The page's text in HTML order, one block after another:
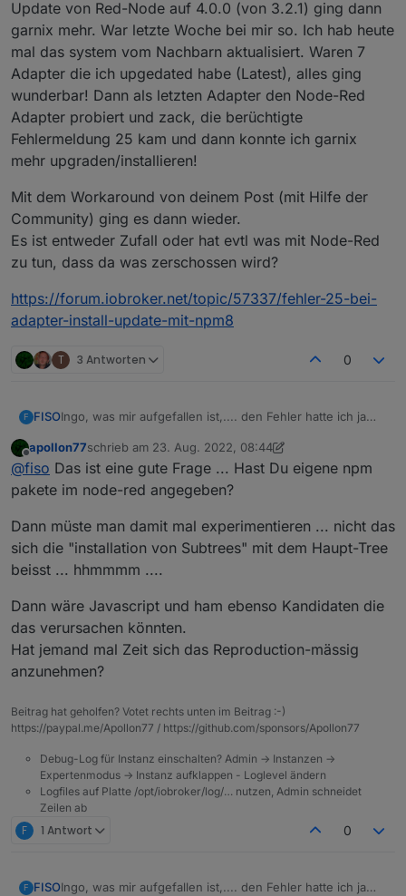
Update von Red-Node auf 4.0.0 (von 3.2.1) ging dann
garnix mehr. War letzte Woche bei mir so. Ich hab heute
mal das system vom Nachbarn aktualisiert. Waren 7
Adapter die ich upgedated habe (Latest), alles ging
wunderbar! Dann als letzten Adapter den Node-Red
Adapter probiert und zack, die berüchtigte
Fehlermeldung 25 kam und dann konnte ich garnix
mehr upgraden/installieren!
Mit dem Workaround von deinem Post (mit Hilfe der
Community) ging es dann wieder.
Es ist entweder Zufall oder hat evtl was mit Node-Red
zu tun, dass da was zerschossen wird?
https://forum.iobroker.net/topic/57337/fehler-25-bei-
adapter-install-update-mit-npm8
T 3 Antworten 0
F FISOIngo, was mir aufgefallen ist,.... den Fehler hatte ich ja
weil ich zwischendrin ioBroker geschrottet habe weil ich
da wohl in dem Modules-Verzeichnis zuviel gelöscht
habe.... Hab dann aus Verzweiflung (stand kurz davor
alles neu aufzusetzen) das komplette Verzeichnis
gelöscht. Danach ging mein System wieder....
Aber was mir aufgefallen ist. Ich konnte ALLE Adapter etc
wunderbar updaten, neu installieren etc. Nach dem
Update von Red-Node auf 4.0.0 (von 3.2.1) ging dann
garnix mehr. War letzte Woche bei mir so. Ich hab heute
mal das system vom Nachbarn aktualisiert. Waren 7
Adapter die ich upgedated habe (Latest), alles ging
wunderbar! Dann als letzten Adapter den Node-Red
Adapter probiert und zack, die berüchtigte
upgraden/installieren!
Mit dem Workaround von deinem Post (mit Hilfe der
Community) ging es dann wieder.
Es ist entweder Zufall oder hat evtl was mit Node-Red zu
tun, dass da was zerschossen wird?
https://forum.iobroker.net/topic/57337/fehler-25-bei-
adapter-install-update-mit-npm8
Offline
apollon77schrieb am 23. Aug. 2022, 08:44
zuletzt editiert von apollon77
@fiso Das ist eine gute Frage ... Hast Du eigene npm
pakete im node-red angegeben?
Dann müste man damit mal experimentieren ... nicht das
sich die "installation von Subtrees" mit dem Haupt-Tree
beisst ... hhmmmm ....
Dann wäre Javascript und ham ebenso Kandidaten die
das verursachen könnten.
Hat jemand mal Zeit sich das Reproduction-mässig
anzunehmen?
Beitrag hat geholfen? Votet rechts unten im Beitrag :-)
https://paypal.me/Apollon77 / https://github.com/sponsors/Apollon77
Debug-Log für Instanz einschalten? Admin -> Instanzen ->
Expertenmodus -> Instanz aufklappen - Loglevel ändern
Logfiles auf Platte /opt/iobroker/log/… nutzen, Admin schneidet
Zeilen ab
F 1 Antwort 0
F FISOIngo, was mir aufgefallen ist,.... den Fehler hatte ich ja